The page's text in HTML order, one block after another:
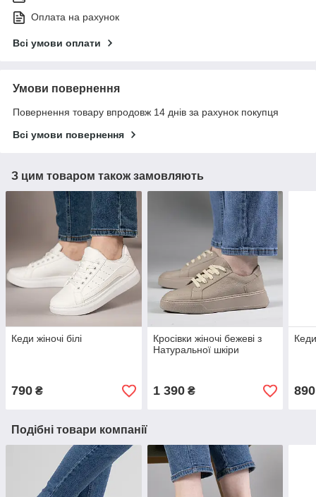
Оплата на рахунок
Всі умови оплати
Умови повернення
Повернення товару впродовж 14 днів за рахунок покупця
Всі умови повернення
З цим товаром також замовляють
Кеди жіночі білі
790 ₴
Кросівки жіночі бежеві з
Натуральної шкіри
1 390₴ 890
Подібні товари компанії